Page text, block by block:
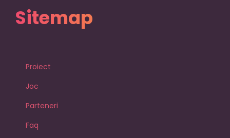
Sitemap
Proiect
Joc
Parteneri
Faq